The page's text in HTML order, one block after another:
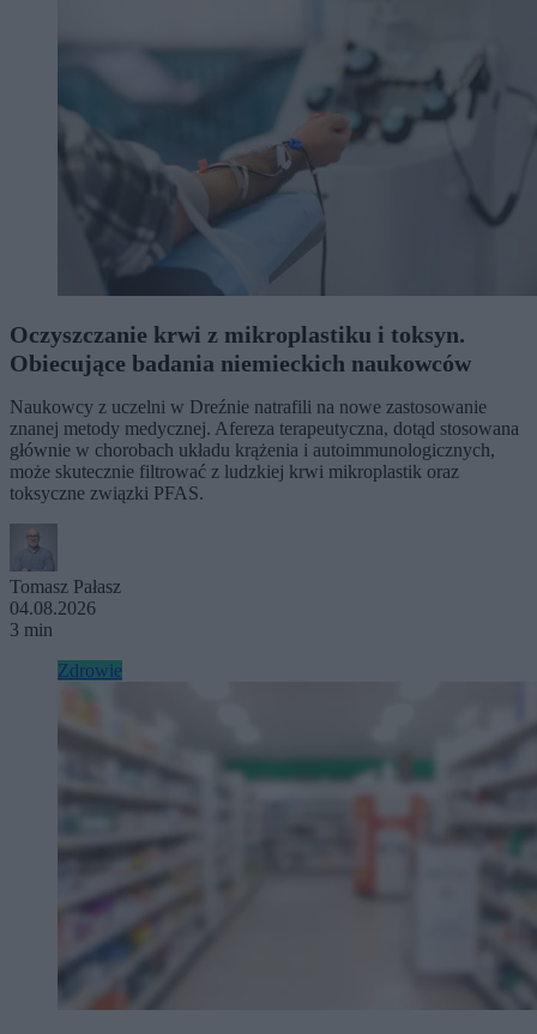
Oczyszczanie krwi z mikroplastiku i toksyn.
Obiecujące badania niemieckich naukowców
Naukowcy z uczelni w Dreźnie natrafili na nowe zastosowanie
znanej metody medycznej. Afereza terapeutyczna, dotąd stosowana
głównie w chorobach układu krążenia i autoimmunologicznych,
może skutecznie filtrować z ludzkiej krwi mikroplastik oraz
toksyczne związki PFAS.
Tomasz Pałasz
04.08.2026
3 min
Zdrowie